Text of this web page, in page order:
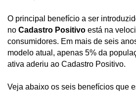
O principal benefício a ser
no Cadastro Positivo está na
consumidores. Em mais de seis
modelo atual, apenas 5% da
ativa aderiu ao Cadastro Positivo.
Veja abaixo os seis benefícios que